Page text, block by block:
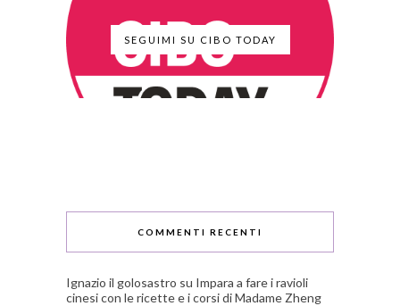
SEGUIMI SU CIBO TODAY
COMMENTI RECENTI
Ignazio il golosastro su Impara a fare i ravioli
cinesi con le ricette e i corsi di Madame Zheng